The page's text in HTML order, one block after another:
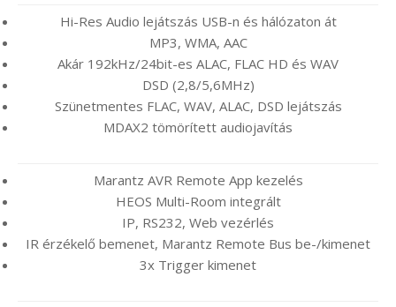
Hi-Res Audio lejátszás USB-n és hálózaton át
MP3, WMA, AAC
Akár 192kHz/24bit-es ALAC, FLAC HD és WAV
DSD (2,8/5,6MHz)
Szünetmentes FLAC, WAV, ALAC, DSD lejátszás
MDAX2 tömörített audiojavítás
Marantz AVR Remote App kezelés
HEOS Multi-Room integrált
IP, RS232, Web vezérlés
IR érzékelő bemenet, Marantz Remote Bus be-/kimenet
3x Trigger kimenet